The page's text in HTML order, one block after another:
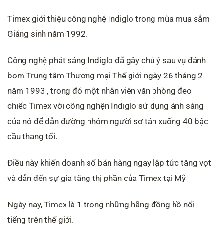
Timex giới thiệu công nghệ Indiglo trong mùa mua sắm
Giáng sinh năm 1992.
Công nghệ phát sáng Indiglo đã gây chú ý sau vụ đánh
bom Trung tâm Thương mại Thế giới ngày 26 tháng 2
năm 1993 , trong đó một nhân viên văn phòng đeo
chiếc Timex với công nghện Indiglo sử dụng ánh sáng
của nó để dẫn đường nhóm người sơ tán xuống 40 bậc
cầu thang tối.
Điều này khiến doanh số bán hàng ngay lập tức tăng vọt
và dẫn đến sự gia tăng thị phần của Timex tại Mỹ
Ngày nay, Timex là 1 trong những hãng đồng hồ nổi
tiếng trên thế giới.